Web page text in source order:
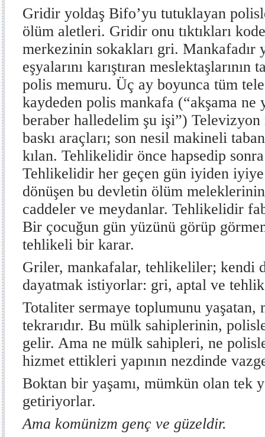
Gridir yoldaş Bifo’yu tutuklayan
ölüm aletleri. Gridir onu tıktıkları
merkezinin sokakları gri. Mankafadır
eşyalarını karıştıran meslektaşlarının
polis memuru. Üç ay boyunca tüm
kaydeden polis mankafa (“akşama ne
beraber halledelim şu işi”)
baskı araçları; son nesil makineli
kılan. Tehlikelidir önce hapsedip
Tehlikelidir her geçen gün iyiden iyiye
dönüşen bu devletin ölüm meleklerinin
caddeler ve meydanlar. Tehlikelidir
Bir çocuğun gün yüzünü görüp
tehlikeli bir karar.
Griler, mankafalar, tehlikeliler; kendi
dayatmak istiyorlar: gri, aptal ve
Totaliter sermaye toplumunu yaşatan,
tekrarıdır. Bu mülk sahiplerinin,
gelir. Ama ne mülk sahipleri, ne
hizmet ettikleri yapının nezdinde
Boktan bir yaşamı, mümkün olan tek
getiriyorlar.
Ama komünizm genç ve güzeldir.